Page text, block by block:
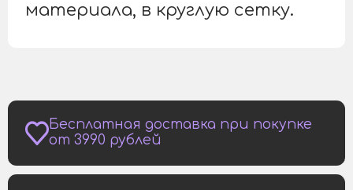
материала, в круглую сетку.
Бесплатная доставка при покупке
от 3990 рублей